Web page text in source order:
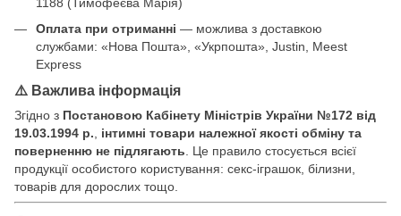
1188 (Тимофеєва Марія)
Оплата при отриманні — можлива з доставкою
службами: «Нова Пошта», «Укрпошта», Justin, Meest
Express
⚠️ Важлива інформація
Згідно з Постановою Кабінету Міністрів України №172 від
19.03.1994 р.
інтимні товари належної якості обміну та
поверненню не підлягають . Це правило стосується всієї
продукції особистого користування: секс-іграшок, білизни,
товарів для дорослих тощо.